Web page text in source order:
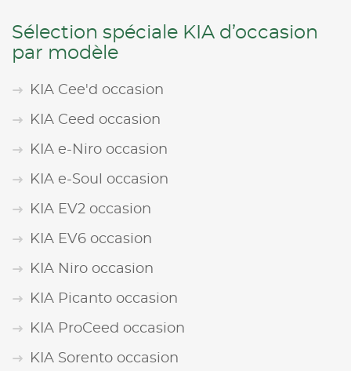
Sélection spéciale KIA d’occasion
par modèle
KIA Cee'd occasion
KIA Ceed occasion
KIA e-Niro occasion
KIA e-Soul occasion
KIA EV2 occasion
KIA EV6 occasion
KIA Niro occasion
KIA Picanto occasion
KIA ProCeed occasion
KIA Sorento occasion